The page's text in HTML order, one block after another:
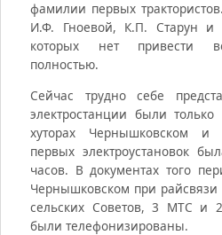
фамилии первых
И.Ф. Гноевой, К.П. Старун и
которых нет привести
полностью.
Сейчас трудно себе
электростанции были
хуторах Чернышковском и
первых электроустановок
часов. В документах того
Чернышковском при райсвязи
сельских Советов, 3 МТС и
были телефонизированы.